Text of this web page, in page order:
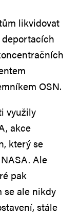
likvidovat
deportacích
OSN.
využily
akce
který se
Ale
pak
se ale nikdy
stále